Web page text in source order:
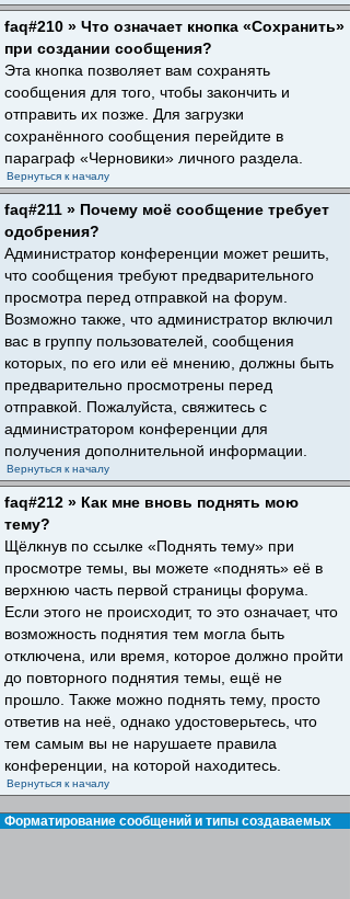
faq#210 » Что означает кнопка «Сохранить»
при создании сообщения?
Эта кнопка позволяет вам сохранять
сообщения для того, чтобы закончить и
отправить их позже. Для загрузки
сохранённого сообщения перейдите в
параграф «Черновики» личного раздела.
Вернуться к началу
faq#211 » Почему моё сообщение требует
одобрения?
Администратор конференции может решить,
что сообщения требуют предварительного
просмотра перед отправкой на форум.
Возможно также, что администратор включил
вас в группу пользователей, сообщения
которых, по его или её мнению, должны быть
предварительно просмотрены перед
отправкой. Пожалуйста, свяжитесь с
администратором конференции для
получения дополнительной информации.
Вернуться к началу
faq#212 » Как мне вновь поднять мою
тему?
Щёлкнув по ссылке «Поднять тему» при
просмотре темы, вы можете «поднять» её в
верхнюю часть первой страницы форума.
Если этого не происходит, то это означает, что
возможность поднятия тем могла быть
отключена, или время, которое должно пройти
до повторного поднятия темы, ещё не
прошло. Также можно поднять тему, просто
ответив на неё, однако удостоверьтесь, что
тем самым вы не нарушаете правила
конференции, на которой находитесь.
Вернуться к началу
Форматирование сообщений и типы создаваемых